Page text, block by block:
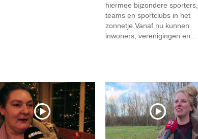
hiermee bijzondere sporters,
teams en sportclubs in het
zonnetje.Vanaf nu kunnen
inwoners, verenigingen en...